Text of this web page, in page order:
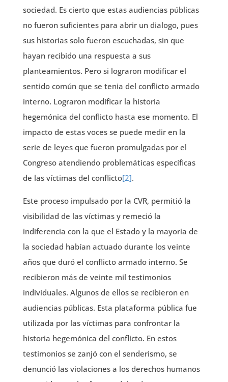
sociedad. Es cierto que estas audiencias públicas
no fueron suficientes para abrir un dialogo, pues
sus historias solo fueron escuchadas, sin que
hayan recibido una respuesta a sus
planteamientos. Pero si lograron modificar el
sentido común que se tenia del conflicto armado
interno. Lograron modificar la historia
hegemónica del conflicto hasta ese momento. El
impacto de estas voces se puede medir en la
serie de leyes que fueron promulgadas por el
Congreso atendiendo problemáticas específicas
de las víctimas del conflicto[2].
Este proceso impulsado por la CVR, permitió la
visibilidad de las víctimas y remeció la
indiferencia con la que el Estado y la mayoría de
la sociedad habían actuado durante los veinte
años que duró el conflicto armado interno. Se
recibieron más de veinte mil testimonios
individuales. Algunos de ellos se recibieron en
audiencias públicas. Esta plataforma pública fue
utilizada por las víctimas para confrontar la
historia hegemónica del conflicto. En estos
testimonios se zanjó con el senderismo, se
denunció las violaciones a los derechos humanos